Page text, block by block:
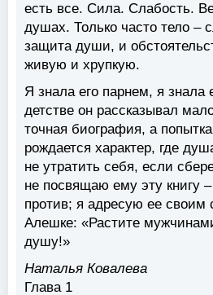
есть все. Сила. Слабость.
душах. Только часто тело –
защита души, и
живую и хрупкую.
Я знала его парнем, я
детстве он рассказывал
точная биография, а попытка
рождается характер, где
не утратить себя, если
не посвящаю ему эту книгу
против; я адресую ее своим
Алешке: «Растите
душу!»
Наталья Ковалева
Глава 1